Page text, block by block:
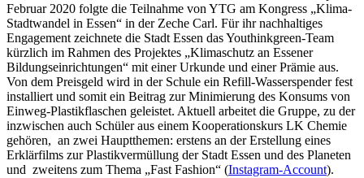
Februar 2020 folgte die Teilnahme von YTG am Kongress „Klima-
Stadtwandel in Essen“ in der Zeche Carl. Für ihr nachhaltiges
Engagement zeichnete die Stadt Essen das Youthinkgreen-Team
kürzlich im Rahmen des Projektes „Klimaschutz an Essener
Bildungseinrichtungen“ mit einer Urkunde und einer Prämie aus.
Von dem Preisgeld wird in der Schule ein Refill-Wasserspender fest
installiert und somit ein Beitrag zur Minimierung des Konsums von
Einweg-Plastikflaschen geleistet. Aktuell arbeitet die Gruppe, zu der
inzwischen auch Schüler aus einem Kooperationskurs LK Chemie
gehören, an zwei Hauptthemen: erstens an der Erstellung eines
Erklärfilms zur Plastikvermüllung der Stadt Essen und des Planeten
und zweitens zum Thema „Fast Fashion“ (Instagram-Account).